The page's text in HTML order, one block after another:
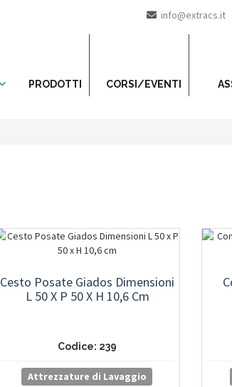
info@extracs.it
PRODOTTI CORSI/EVENTI
Cesto Posate Giados Dimensioni
L 50 X P 50 X H 10,6 Cm
Codice: 239
Attrezzature di Lavaggio